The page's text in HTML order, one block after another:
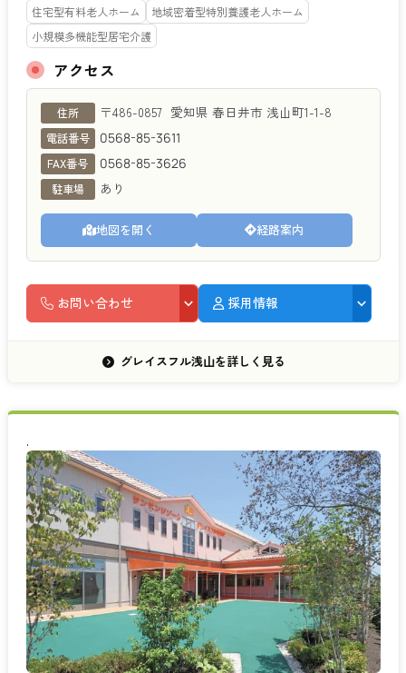
住宅型有料老人ホーム
地域密着型特別養護老人ホーム
小規模多機能型居宅介護
アクセス
グレイスフル浅山
住所 〒486-0857 愛知県 春日井市 浅山町1-1-8
電話番号 0568-85-3611
FAX番号 0568-85-3626
駐車場 あり
地図を開く 経路案内
お問い合わせ 採用情報
グレイスフル浅山を詳しく見る
.